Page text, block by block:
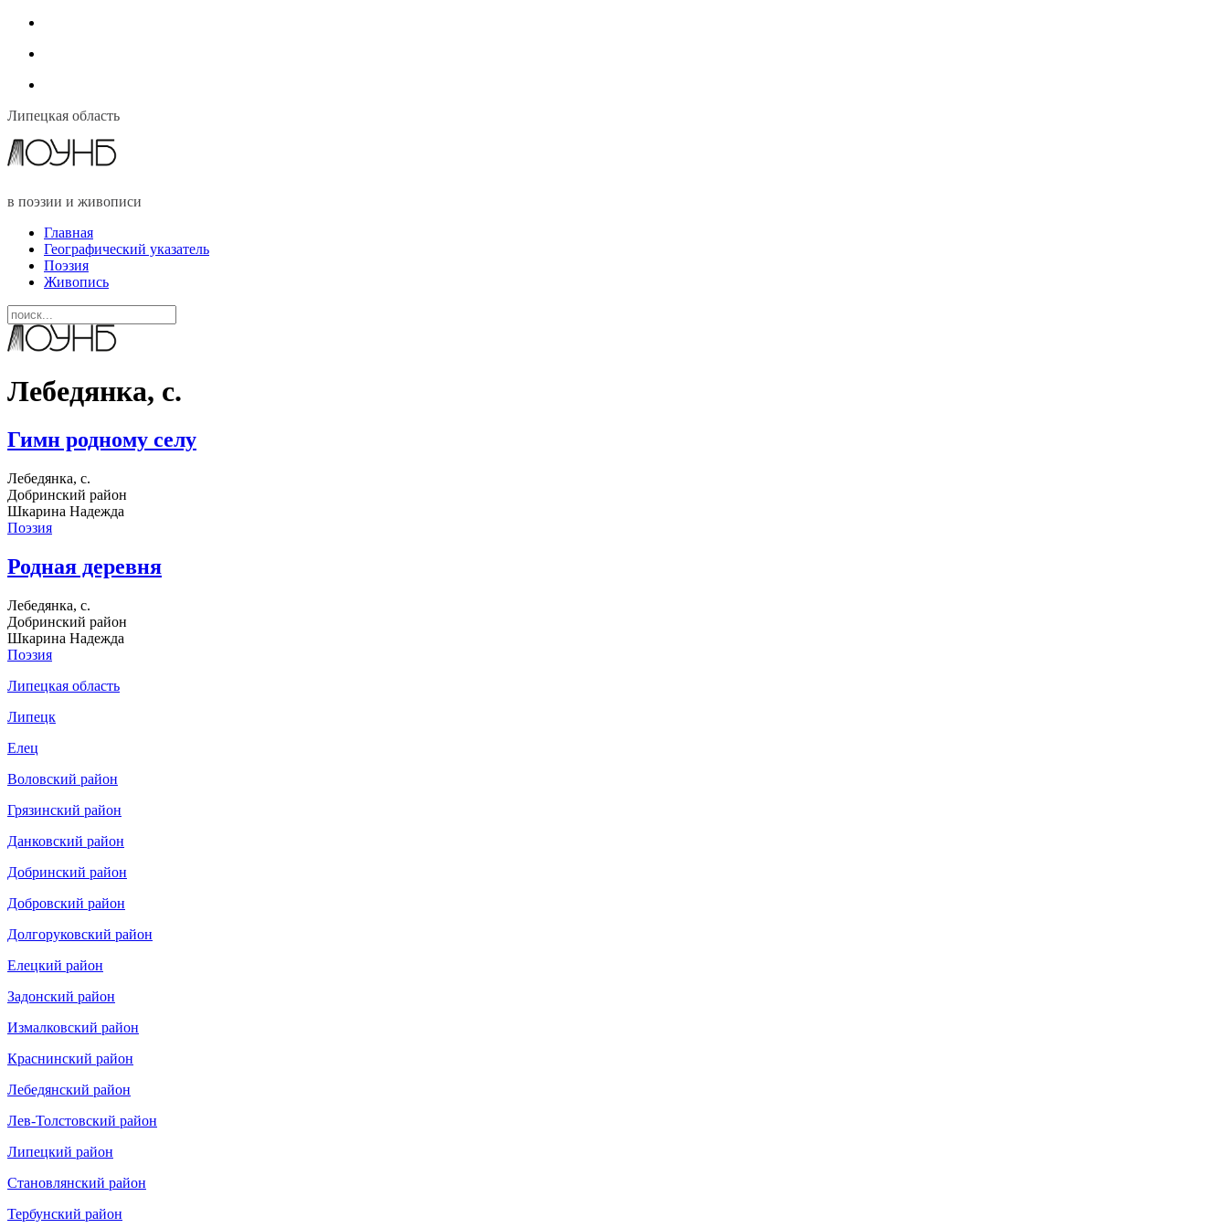
Липецкая область
в поэзии и живописи
Главная
Географический указатель
Поэзия
Живопись
Лебедянка, с.
Гимн родному селу
Лебедянка, с.
Добринский район
Шкарина Надежда
Поэзия
Родная деревня
Лебедянка, с.
Добринский район
Шкарина Надежда
Поэзия
Липецкая область
Липецк
Елец
Воловский район
Грязинский район
Данковский район
Добринский район
Добровский район
Долгоруковский район
Елецкий район
Задонский район
Измалковский район
Краснинский район
Лебедянский район
Лев-Толстовский район
Липецкий район
Становлянский район
Тербунский район